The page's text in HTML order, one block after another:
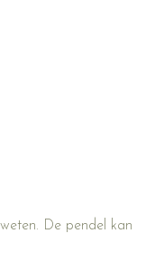
De pendel kan